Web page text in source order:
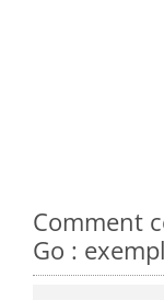
Comment
Go :